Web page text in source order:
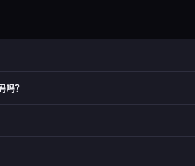
全随机数生成器。它与
- 完全不
据永不离开您的设备。
？
建了哪些密码、使用了哪些设置，甚至您点击生成
中，关闭标签页后即被丢弃。
符，可能组合数就成倍增加。16 位是强力基准；